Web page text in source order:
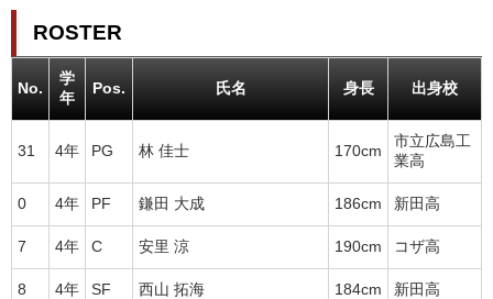
ROSTER
No.
学
年
Pos. 氏名 身長 出身校
31 4年 PG 林 佳士 170cm
市立広島工
業高
0 4年 PF 鎌田 大成 186cm 新田高
7 4年 C 安里 涼 190cm コザ高
8 4年 SF 西山 拓海 184cm 新田高